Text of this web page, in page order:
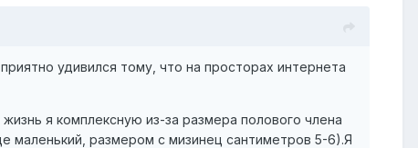
удивился тому, что на просторах интернета
я комплексную из-за размера полового члена
маленький, размером с мизинец сантиметров 5-6).Я